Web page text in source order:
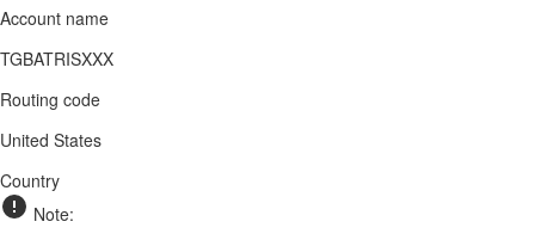
Account name
TGBATRISXXX
Routing code
United States
Country
Note: